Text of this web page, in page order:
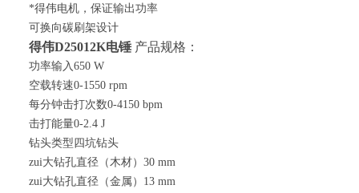
*得伟电机，保证输出功率
可换向碳刷架设计
得伟D25012K电锤 产品规格：
功率输入 650 W
空载转速0-1550 rpm
每分钟击打次数0-4150 bpm
击打能量0-2.4 J
钻头类型四坑钻头
zui大钻孔直径（木材） 30 mm
zui大钻孔直径（金属） 13 mm